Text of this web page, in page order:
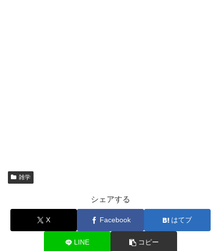
雑学
シェアする
X Facebook はてブ
LINE コピー